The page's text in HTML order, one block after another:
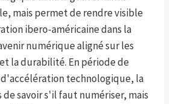
mais permet de rendre visible
ibero-américaine dans la
numérique aligné sur les
la durabilité. En période de
technologique, la
savoir s'il faut numériser, mais